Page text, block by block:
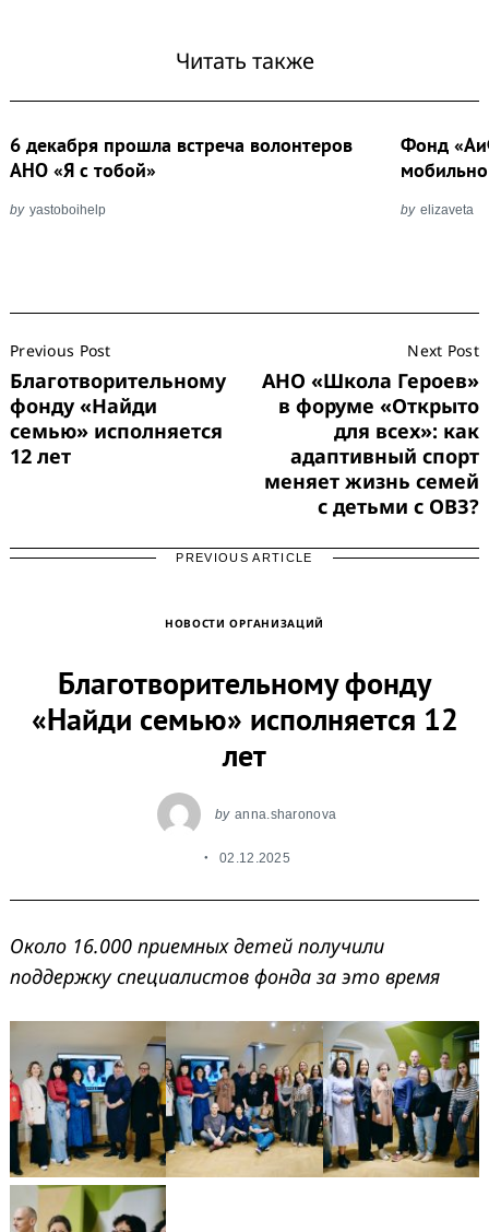
Читать также
6 декабря прошла встреча волонтеров
АНО «Я с тобой»
by yastoboihelp
Фонд
by elizaveta
Navigation
Previous Post
Благотворительному
фонду «Найди
семью» исполняется
12 лет
Next Post
АНО «Школа Героев»
в форуме «Открыто
для всех»: как
адаптивный спорт
меняет жизнь семей
с детьми с ОВЗ?
PREVIOUS ARTICLE
НОВОСТИ ОРГАНИЗАЦИЙ
Благотворительному фонду
«Найди семью» исполняется 12
лет
by anna.sharonova
02.12.2025
Около 16.000 приемных детей получили
поддержку специалистов фонда за это время